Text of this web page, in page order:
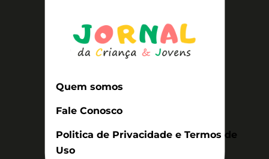
Quem somos
Fale Conosco
Politica de Privacidade e Termos de
Uso